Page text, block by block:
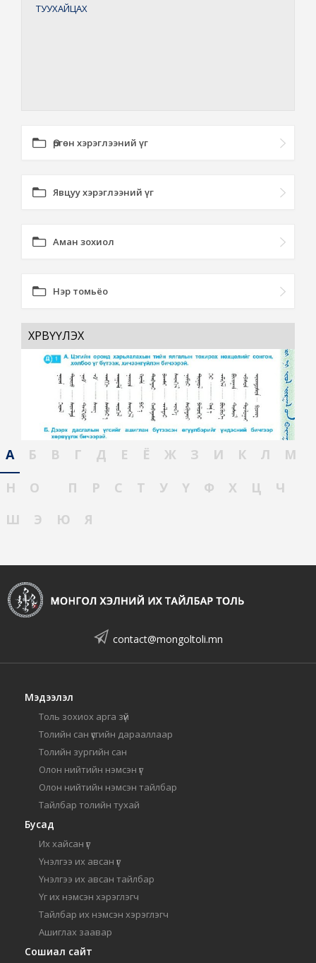
ТУУХАЙЦАХ
Өргөн хэрэглээний үг
Явцуу хэрэглээний үг
Аман зохиол
Нэр томьёо
ХӨРВҮҮЛЭХ
А Б В Г Д Е Ё Ж З И К Л
М
Н
О П Р С Т У Ү Ф Х Ц
Ч
Ш
Э Ю Я
contact@mongoltoli.mn
Мэдээлэл
Толь зохиох арга зүй
Толийн сан үсгийн дарааллаар
Толийн зургийн сан
Олон нийтийн нэмсэн үг
Олон нийтийн нэмсэн тайлбар
Тайлбар толийн тухай
Бусад
Их хайсан үг
Үнэлгээ их авсан үг
Үнэлгээ их авсан тайлбар
Үг их нэмсэн хэрэглэгч
Тайлбар их нэмсэн хэрэглэгч
Ашиглах заавар
Сошиал сайт